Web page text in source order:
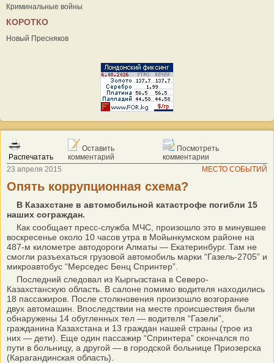
Криминальные войны
КОРОТКО
Новый Пресняков
Распечатать
Оставить
комментарий
Посмотреть
комментарии
23 апреля 2015
МЕСТО СОБЫТИЙ
Опять коррупционная схема?
В Казахстане в автомобильной катастрофе погибли 15
наших сограждан.
Как сообщает пресс-служба МЧС, произошло это в минувшее
воскресенье около 10 часов утра в Мойынкумском районе на
487-м километре автодороги Алматы — Екатеринбург. Там не
смогли разъехаться грузовой автомобиль марки “Газель-2705” и
микроавтобус “Мерседес Бенц Спринтер”.
Последний следовал из Кыргызстана в Северо-
Казахстанскую область. В салоне помимо водителя находились
18 пассажиров. После столкновения произошло возгорание
двух автомашин. Впоследствии на месте происшествия были
обнаружены 14 обугленных тел — водителя “Газели”,
гражданина Казахстана и 13 граждан нашей страны (трое из
них — дети). Еще один пассажир “Спринтера” скончался по
пути в больницу, а другой — в городской больнице Приозерска
(Карагандинская область).